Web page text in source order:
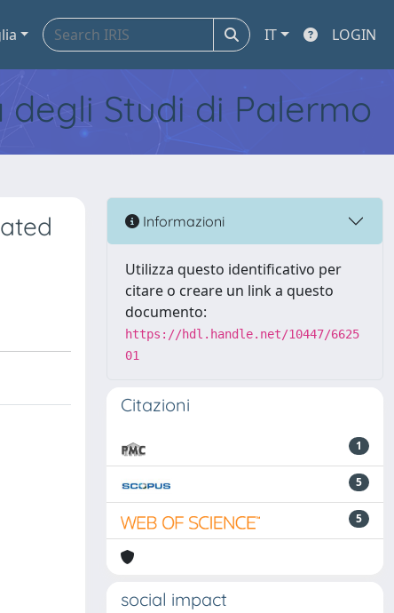
IT LOGIN
Studi di Palermo
Informazioni
Utilizza questo identificativo per
citare o creare un link a questo
documento:
https://hdl.handle.net/10447/6625
01
Citazioni
1
5
5
social impact